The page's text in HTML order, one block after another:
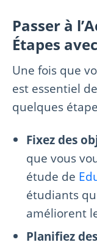
Passer à
Étapes
Une fois que
est essentiel de
quelques
Fixez des
que vous
étude de
étudiants
améliorent
Planifiez